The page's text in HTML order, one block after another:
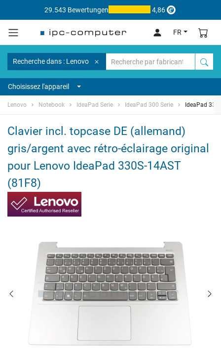
29.543 Bewertungen 4,86
FR
Recherche dans : Lenovo
Choisissez l'appareil
Lenovo Notebook IdeaPad Serie IdeaPad 300 Serie IdeaPad
Clavier incl. topcase DE (allemand)
gris/argent avec rétro-éclairage original
pour Lenovo IdeaPad 330S-14AST
(81F8)